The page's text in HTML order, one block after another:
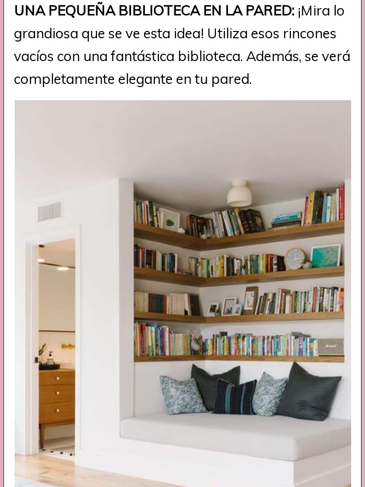
UNA PEQUEÑA BIBLIOTECA EN LA PARED: ¡Mira lo
grandiosa que se ve esta idea! Utiliza esos rincones
vacíos con una fantástica biblioteca. Además, se verá
completamente elegante en tu pared.